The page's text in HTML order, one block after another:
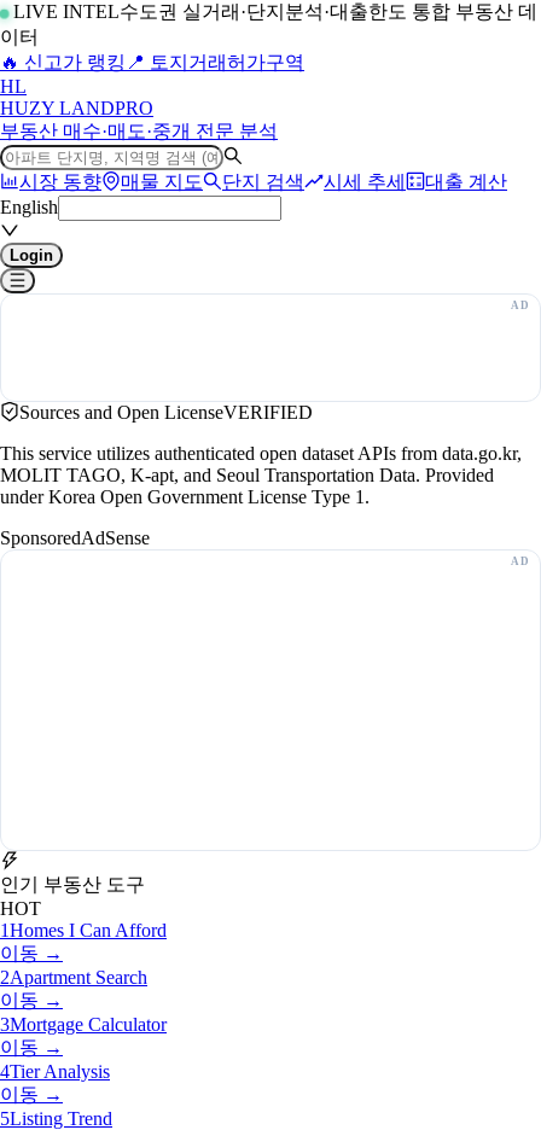
LIVE INTEL수도권 실거래·단지분석·대출한도 통합 부동산 데
이터
🔥 신고가 랭킹 📍 토지거래허가구역
HL
HUZY LANDPRO
부동산 매수·매도·중개 전문 분석
시장 동향 매물 지도 단지 검색 시세 추세
대출 계산
English
Login
Sources and Open LicenseVERIFIED
This service utilizes authenticated open dataset APIs from data.go.kr,
MOLIT TAGO, K-apt, and Seoul Transportation Data. Provided
under Korea Open Government License Type 1.
SponsoredAdSense
인기 부동산 도구
HOT
1Homes I Can Afford
이동 →
2Apartment Search
이동 →
3Mortgage Calculator
이동 →
4Tier Analysis
이동 →
5Listing Trend